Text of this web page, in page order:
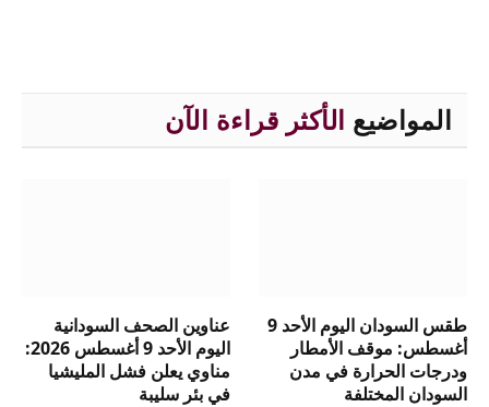
المواضيع الأكثر قراءة الآن
طقس السودان اليوم الأحد 9
أغسطس: موقف الأمطار
ودرجات الحرارة في مدن
السودان المختلفة
عناوين الصحف السودانية
اليوم الأحد 9 أغسطس 2026:
مناوي يعلن فشل المليشيا
في بئر سليبة